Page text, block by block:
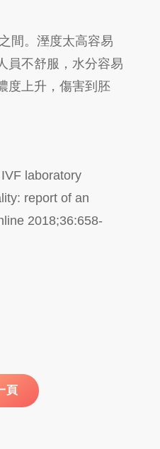
之間。溼度太高容易
員不舒服，水分容易
度上升，傷害到胚
laboratory
report of an
2018;36:658-